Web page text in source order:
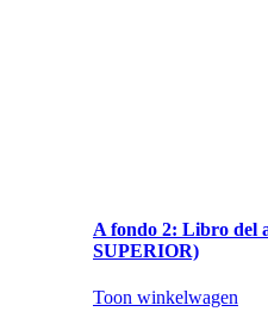
A fondo 2: Libro del
SUPERIOR)
Toon winkelwagen